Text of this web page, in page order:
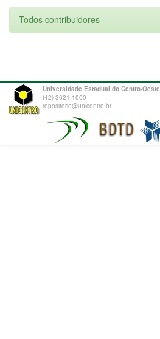
Todos contribuidores
Universidade Estadual do Centro-Oeste
(42) 3621-1000
repositorio@unicentro.br